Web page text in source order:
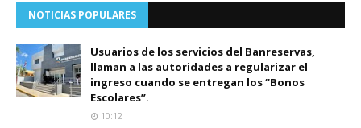
NOTICIAS POPULARES
Usuarios de los servicios del Banreservas,
llaman a las autoridades a regularizar el
ingreso cuando se entregan los “Bonos
Escolares”.
10:12